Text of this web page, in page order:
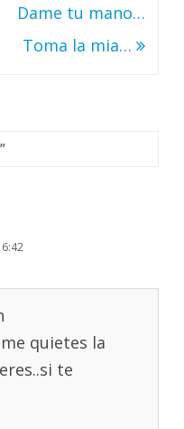
Dame tu mano…
Toma la mia…
”
quietes la
te